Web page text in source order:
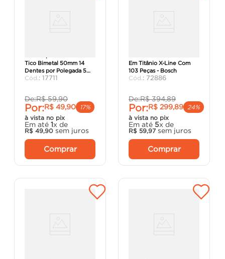
Tico Bimetal 50mm 14
Dentes por Polegada 5
Peças - Starrett.
: 17711
De:R$ 59,90
Por:R$ 49,90
17%
à vista no pix
Em até 1x de
R$ 49,90 sem juros
Comprar
Em Titânio X-Line Com
103 Peças - Bosch
: 72886
De:R$ 394,89
Por:R$ 299,89
24%
à vista no pix
Em até 5x de
R$ 59,97 sem juros
Comprar